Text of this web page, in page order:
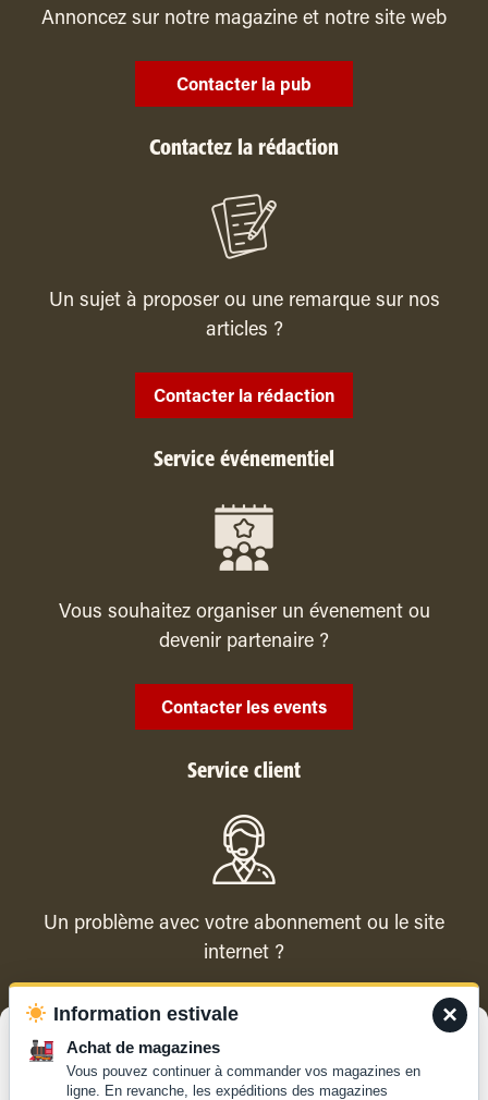
Pour offrir les meilleures expériences, nous utilisons des technologies
Annoncez sur notre magazine et notre site web
Contacter la pub
Contactez la rédaction
Un sujet à proposer ou une remarque sur nos
articles ?
Contacter la rédaction
Service événementiel
Vous souhaitez organiser un évenement ou
devenir partenaire ?
Contacter les events
Service client
Un problème avec votre abonnement ou le site
internet ?
Contacter le service client ×
Information estivale
Achat de magazines
Vous pouvez continuer à commander vos magazines en
ligne. En revanche, les expéditions des magazines